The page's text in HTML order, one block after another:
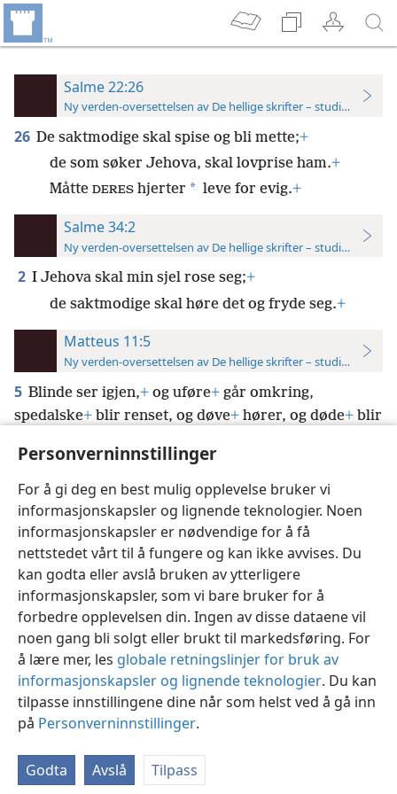
Personverninnstillinger
For å gi deg en best mulig opplevelse bruker vi
informasjonskapsler og lignende teknologier. Noen
informasjonskapsler er nødvendige for å få
nettstedet vårt til å fungere og kan ikke avvises. Du
kan godta eller avslå bruken av ytterligere
informasjonskapsler, som vi bare bruker for å
forbedre opplevelsen din. Ingen av disse dataene vil
noen gang bli solgt eller brukt til markedsføring. For
å lære mer, les globale retningslinjer for bruk av
informasjonskapsler og lignende teknologier. Du kan
tilpasse innstillingene dine når som helst ved å gå inn
på Personverninnstillinger.
Godta Avslå Tilpass
Salme 22:26
Ny verden-oversettelsen av De hellige skrifter – studieutgave
26 De saktmodige skal spise og bli mette;+
de som søker Jehova, skal lovprise ham.+
Måtte DERES hjerter * leve for evig.+
Salme 34:2
Ny verden-oversettelsen av De hellige skrifter – studieutgave
2 I Jehova skal min sjel rose seg;+
de saktmodige skal høre det og fryde seg.+
Matteus 11:5
Ny verden-oversettelsen av De hellige skrifter – studieutgave
5 Blinde ser igjen,+ og uføre+ går omkring,
spedalske+ blir renset, og døve+ hører, og døde+ blir
forkynt;
Norsk Innstillinger
Copyright© 2026 Watch Tower Bible and Tract Society of Pennsylvania
Vilkår for bruk Personvern Personverninnstillinger
JW.ORG
Logg inn